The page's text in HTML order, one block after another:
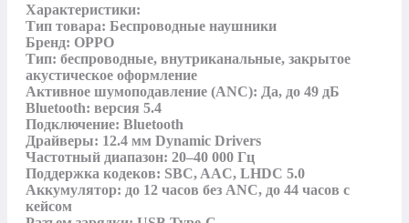
Характеристики:
Тип товара: Беспроводные наушники
Бренд: OPPO
Тип: беспроводные, внутриканальные, закрытое
акустическое оформление
Активное шумоподавление (ANC): Да, до 49 дБ
Bluetooth: версия 5.4
Подключение: Bluetooth
Драйверы: 12.4 мм Dynamic Drivers
Частотный диапазон: 20–40 000 Гц
Поддержка кодеков: SBC, AAC, LHDC 5.0
Аккумулятор: до 12 часов без ANC, до 44 часов с
кейсом